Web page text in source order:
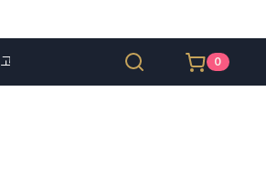
고객 센터 0